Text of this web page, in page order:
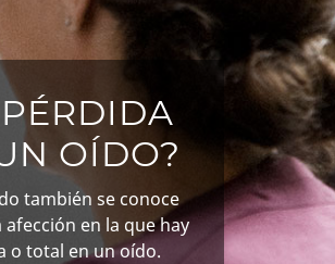
OÍDO?
también se conoce
en la que hay
o total en un oído.